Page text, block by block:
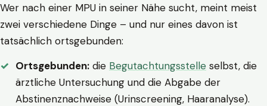
Wer nach einer MPU in seiner Nähe sucht, meint meist
zwei verschiedene Dinge – und nur eines davon ist
tatsächlich ortsgebunden:
Ortsgebunden: die Begutachtungsstelle selbst, die
ärztliche Untersuchung und die Abgabe der
Abstinenznachweise (Urinscreening, Haaranalyse).